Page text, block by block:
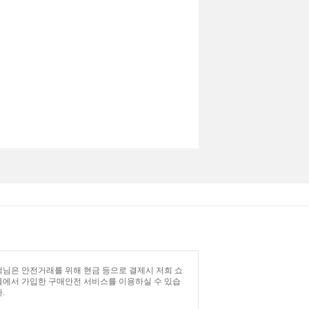
님은 안전거래를 위해 현금 등으로 결제시 저희 쇼
에서 가입한 구매안전 서비스를 이용하실 수 있습
.